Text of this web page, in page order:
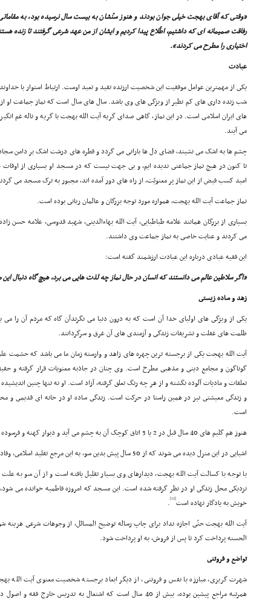
«وقتى که آقاى بهجت خیلى جوان بودند و هنوز سنّشان به بیست سال نرسیده بود، به
رفاقت صمیمانه اى که داشتیم، اطّلاع پیدا کردیم و ایشان از من عهد شرعى گرفتند تا زنده
اختیارى را مطرح مى کردند».
عبادت
یکى از مهمترین عوامل موفقیت این شخصیت ارزنده تقید و تعبد اوست. ارتباط استوار با
شب زنده دارى هاى کم نظیر از ویژگى هاى وى باشد. سال هاى سال است که نماز جماعت او از
هاى ایران اسلامى است. در این نماز، گاهى صداى گریه آیت الله بهجت با گریه و ناله غم
مى آیند.
چشم ها به اشک مى نشیند، فضاى دل ها بارانى مى گردد و قطره هاى درشت اشک بر دامن
تا کنون در هیچ نماز جماعتى ندیده ایم، و بى جهت نیست که در مسجد او بسیارى از اوقات
امید کسب فیض از این نماز پر معنویّت، از راه هاى دور آمده اند، مجبور به ترک مسجد مى
نماز جماعت آیت الله بهجت، همواره مورد توجه بزرگان و عالمان ربانى بوده است.
بسیارى از بزرگان همانند علامه طباطبایى، آیت الله بهاءالدینى، شهید قدوسى، علامه حسن
مى کردند و عنایت خاصى به نماز جماعت وى داشتند.
این فقیه عبادى درباره این عبادت ارزشمند گفته است:
«اگر سلاطین عالم مى دانستند که انسان در حال نماز چه لذت هایى مى برد، هیچ گاه دنبال
زهد و ساده زیستى
یکى از ویژگى هاى اولیاى خدا آن است که به درون دنیا مى نگرندآن گاه که مردم آن را مى
ظلمت هاى غفلت و تشریفات زندگى و آزمندى هاى آن غرق و سرگردانند.
آیت الله بهجت یکى از برجسته ترین چهره هاى زاهد و وارسته زمان ما مى باشد که حشمت
گوناگون و مجامع دینى و مذهبى مطرح است. وى چنان در جاذبه معنویات قرار گرفته و
تعلقات و مادیات آلوده نگشته و از هر چه رنگ تعلق گرفته، آزاد است. او نه تنها چنین
و زندگى معیشتى نیز در همین راستا در حرکت است. زندگى ساده او در خانه اى قدیمى و
است.
هنوز هم گلیم هاى 40 سال قبل در 2 یا 3 اتاق کوچک آن به چشم مى آید و دیوار کهنه و فرسوده خانه از سابقه طویل آن حکایت مى کند.
اشیایى در این منزل دیده مى شوند که از 50 سال پیش بدین سو، به این مرجع تقلید اسلامى، وفادار مانده اند و از زندگى او خارج نشده اند.
با توجه با کسالت آیت الله بهجت، دیدارهاى وى بسیار تقلیل یافته است و از آن سو به
نزدیکى محل زندگى او در نظر گرفته شده است. این مسجد که امروزه فاطمیه خوانده مى شود،
خویش به یادگار نهاده است[12]
.
آیت الله بهجت حتّى اجازه نداد براى چاپ رساله توضیح المسائل، از وجوهات شرعى
الحسنه پرداخت کرد تا پس از فروش، به او پرداخت شود.
تواضع و فروتنى
شهرت گریزى، مبارزه با نفس و فروتنى، از دیگر ابعاد برجسته شخصیت معنوى آیت
همرتبه مراجع پیشین بوده، بیش از 40 سال است که اشتغال به